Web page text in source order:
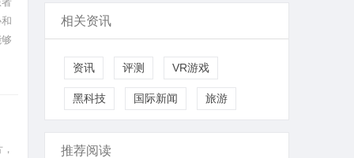
相关资讯
资讯 评测 VR游戏
黑科技 国际新闻 旅游
推荐阅读